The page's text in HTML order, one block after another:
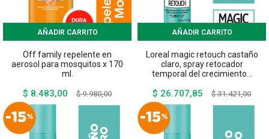
AÑADIR CARRITO
Off family repelente en
aerosol para mosquitos x 170
ml.
$ 8.483,00
Precio
base
$ 9.980,00Precio
AÑADIR CARRITO
Loreal magic retouch castaño
claro, spray retocador
temporal del crecimiento...
$ 26.707,85
Precio
base
$ 31.421,00